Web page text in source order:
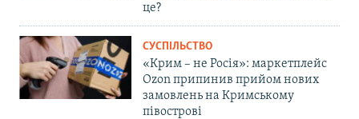
це?
СУСПІЛЬСТВО
«Крим – не Росія»: маркетплейс
Ozon припинив прийом нових
замовлень на Кримському
півострові